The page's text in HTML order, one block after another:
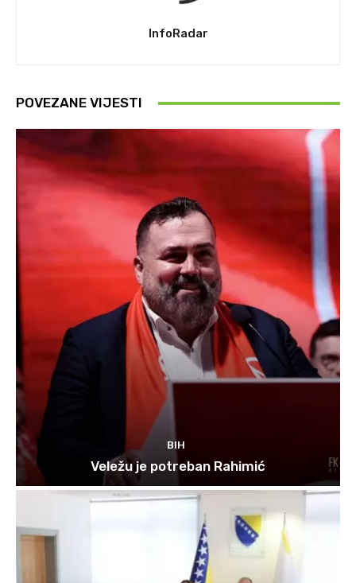
InfoRadar
POVEZANE VIJESTI
BIH
Veležu je potreban Rahimić